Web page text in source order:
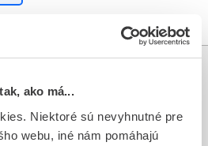
ako má...
Niektoré sú nevyhnutné pre
webu, iné nám pomáhajú